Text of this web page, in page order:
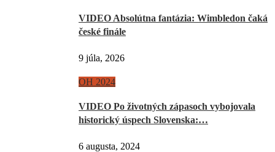
VIDEO Absolútna fantázia: Wimbledon čaká
české finále
9 júla, 2026
OH 2024
VIDEO Po životných zápasoch vybojovala
historický úspech Slovenska:…
6 augusta, 2024